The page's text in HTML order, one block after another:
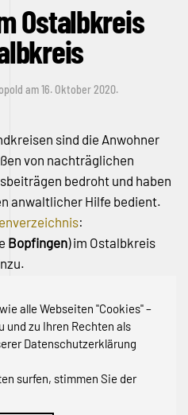
alle Webseiten "Cookies" –
und zu Ihren Rechten als
Datenschutzerklärung
surfen, stimmen Sie der
Ostalbkreis
am16. Oktober 2020.
sind die Anwohner
von nachträglichen
bedroht und haben
anwaltlicher Hilfe bedient.
:
Bopfingen) im Ostalbkreis
Straße Schloßhalde